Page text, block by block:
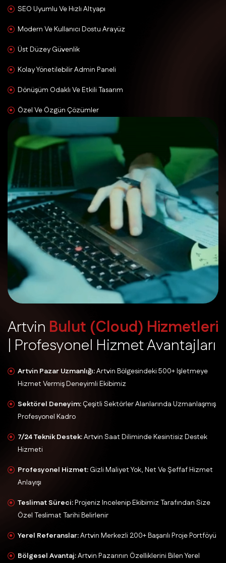
SEO Uyumlu Ve Hızlı Altyapı
Modern Ve Kullanıcı Dostu Arayüz
Üst Düzey Güvenlik
Kolay Yönetilebilir Admin Paneli
Dönüşüm Odaklı Ve Etkili Tasarım
Özel Ve Özgün Çözümler
Artvin Bulut (Cloud) Hizmetleri
| Profesyonel HizmetAvantajları
Artvin Pazar Uzmanlığı:Artvin Bölgesindeki 500+ Işletmeye
Hizmet Vermiş Deneyimli Ekibimiz
Sektörel Deneyim: Çeşitli Sektörler Alanlarında Uzmanlaşmış
Profesyonel Kadro
7/24 Teknik Destek:Artvin Saat Diliminde Kesintisiz Destek
Hizmeti
Profesyonel Hizmet: Gizli Maliyet Yok, Net Ve Şeffaf Hizmet
Anlayışı
Teslimat Süreci:Projeniz Incelenip Ekibimiz Tarafından Size
Özel Teslimat Tarihi Belirlenir
Yerel Referanslar:Artvin Merkezli 200+ Başarılı Proje Portföyü
Bölgesel Avantaj:Artvin Pazarının Özelliklerini Bilen Yerel